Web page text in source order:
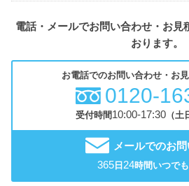
電話・メールでお問い合わせ・お見
おります。
お電話でのお問い合わせ・お
0120-
受付時間10:00-17:30（土
メールでのお
365 日 24時間いつで